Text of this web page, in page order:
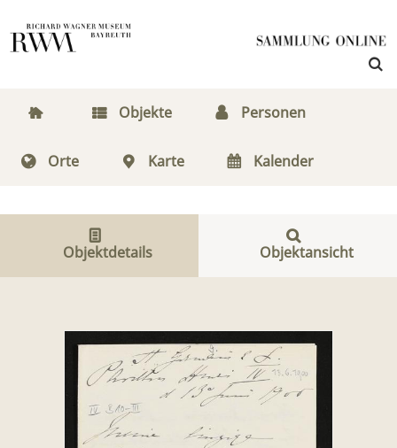
Objekte Personen
Orte Karte Kalender
Objektdetails Objektansicht